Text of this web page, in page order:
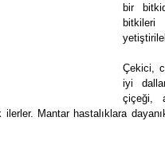
bir
Çekici,
iyi
çiçeği,
Mantar hastalıklara